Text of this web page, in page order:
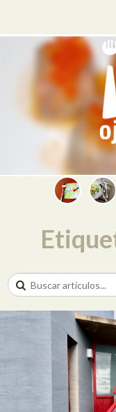
content